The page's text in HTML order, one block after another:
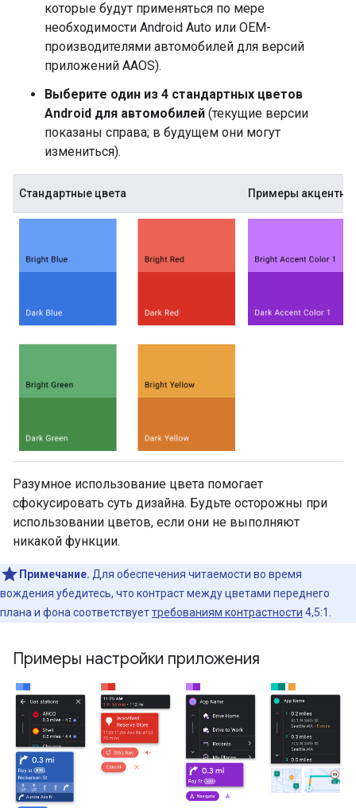
которые будут применяться по мере
необходимости Android Auto или OEM-
производителями автомобилей для версий
приложений AAOS).
Выберите один из 4 стандартных цветов
Android для автомобилей (текущие версии
показаны справа; в будущем они могут
измениться).
Стандартные цвета Примеры
Разумное использование цвета помогает
сфокусировать суть дизайна. Будьте осторожны при
использовании цветов, если они не выполняют
никакой функции.
Примечание. Для обеспечения читаемости во время
вождения убедитесь, что контраст между цветами переднего
плана и фона соответствуеттребованиям контрастности 4,5:1.
Примеры настройки приложения